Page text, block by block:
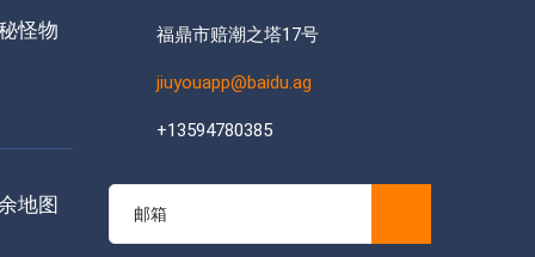
怪物
地图
福鼎市赔潮之塔17号
jiuyouapp@baidu.ag
+13594780385